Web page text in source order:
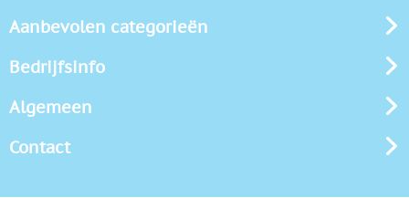
Aanbevolen categorieën
Bedrijfsinfo
Algemeen
Contact